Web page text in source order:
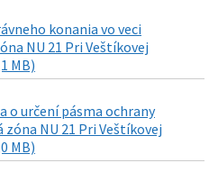
konania vo veci
NU 21 Pri Veštíkovej
MB)
o určení pásma ochrany
NU 21 Pri Veštíkovej
MB)